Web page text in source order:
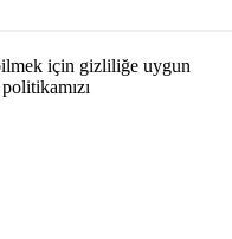
için gizliliğe uygun